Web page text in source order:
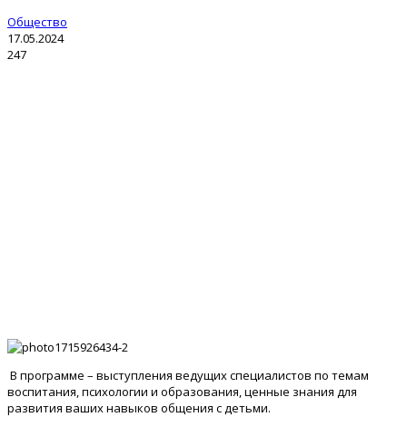
Общество
17.05.2024
247
В программе – выступления ведущих специалистов по темам
воспитания, психологии и образования, ценные знания для
развития ваших навыков общения с детьми.